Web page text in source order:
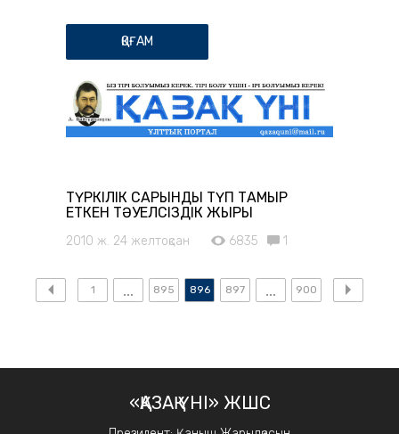
ҚОҒАМ
ТҮРКІЛІК САРЫНДЫ ТҮП ТАМЫР
ЕТКЕН ТӘУЕЛСІЗДІК ЖЫРЫ
2010 ж. 24 желтоқсан 6835 1
1 895 896 897 900
«ҚАЗАҚ ҮНІ» ЖШС